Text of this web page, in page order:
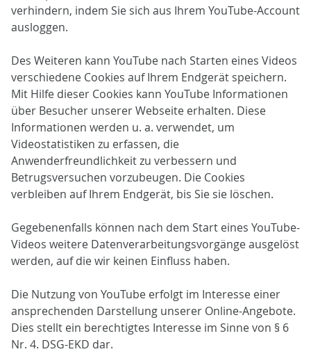
verhindern, indem Sie sich aus Ihrem YouTube-Account
ausloggen.
Des Weiteren kann YouTube nach Starten eines Videos
verschiedene Cookies auf Ihrem Endgerät speichern.
Mit Hilfe dieser Cookies kann YouTube Informationen
über Besucher unserer Webseite erhalten. Diese
Informationen werden u. a. verwendet, um
Videostatistiken zu erfassen, die
Anwenderfreundlichkeit zu verbessern und
Betrugsversuchen vorzubeugen. Die Cookies
verbleiben auf Ihrem Endgerät, bis Sie sie löschen.
Gegebenenfalls können nach dem Start eines YouTube-
Videos weitere Datenverarbeitungsvorgänge ausgelöst
werden, auf die wir keinen Einfluss haben.
Die Nutzung von YouTube erfolgt im Interesse einer
ansprechenden Darstellung unserer Online-Angebote.
Dies stellt ein berechtigtes Interesse im Sinne von § 6
Nr. 4. DSG-EKD dar.